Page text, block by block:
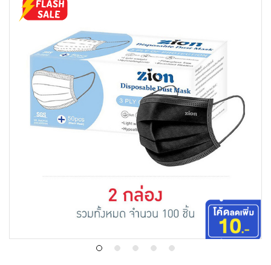
ย้อนกลับ
เครื่องดื่มและผงชงดื่ม
เครื่องปรุงรสและของแห้ง
ย้อนกลับ
ย้อนกลับ
ย้อนกลับ
ย้อนกลับ
ย้อนกลับ
ย้อนกลับ
ย้อนกลับ
ย้อนกลับ
ย้อนกลับ
พระเครื่อง test pop
ย้อนกลับ